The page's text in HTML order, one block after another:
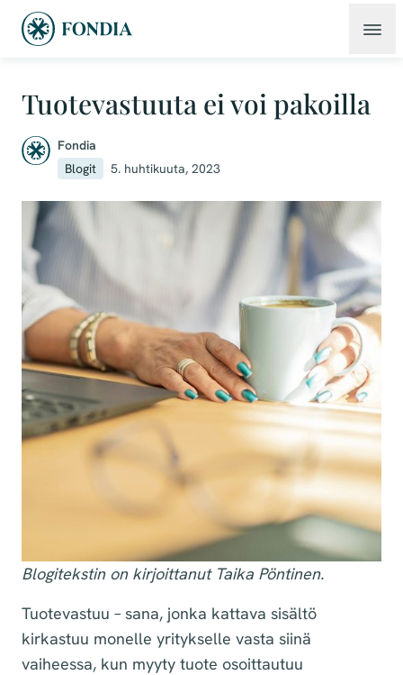
Tuotevastuuta ei voi pakoilla
Fondia
Blogit
5. huhtikuuta, 2023
Blogitekstin on kirjoittanut Taika Pöntinen.
Tuotevastuu – sana, jonka kattava sisältö
kirkastuu monelle yritykselle vasta siinä
vaiheessa, kun myyty tuote osoittautuu